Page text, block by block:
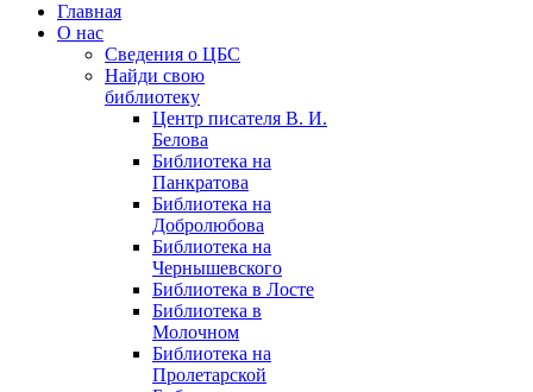
Главная
О нас
Сведения о ЦБС
Найди свою
библиотеку
Центр писателя В. И.
Белова
Библиотека на
Панкратова
Библиотека на
Добролюбова
Библиотека на
Чернышевского
Библиотека в Лосте
Библиотека в
Молочном
Библиотека на
Пролетарской